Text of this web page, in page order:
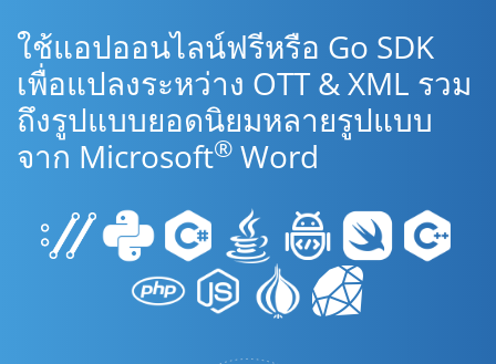
ใช้แอปออนไลน์ฟรีหรือ Go SDK
เพื่อแปลงระหว่าง OTT & XML รวม
ถึงรูปแบบยอดนิยมหลายรูปแบบ
จาก Microsoft® Word